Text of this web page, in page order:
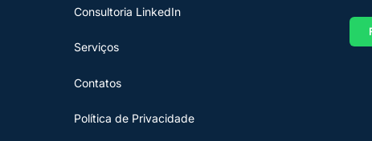
Consultoria LinkedIn
Serviços
Contatos
Política de Privacidade